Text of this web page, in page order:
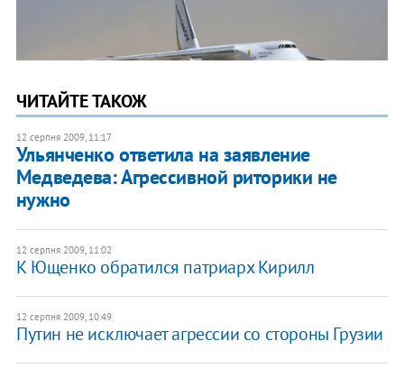
ЧИТАЙТЕ ТАКОЖ
12 серпня 2009, 11:17
Ульянченко ответила на заявление
Медведева: Агрессивной риторики не
нужно
12 серпня 2009, 11:02
К Ющенко обратился патриарх Кирилл
12 серпня 2009, 10:49
Путин не исключает агрессии со стороны Грузии